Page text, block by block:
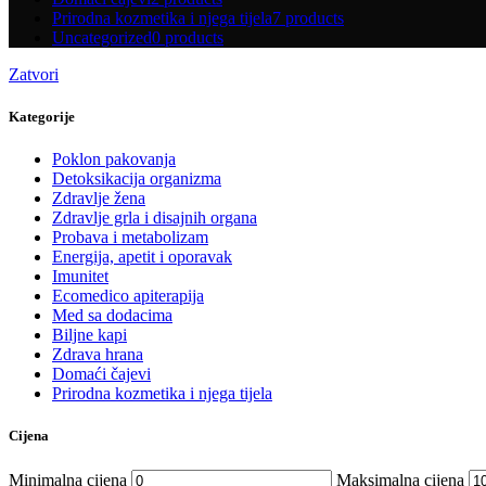
Prirodna kozmetika i njega tijela7 products
Uncategorized0 products
Zatvori
Kategorije
Poklon pakovanja
Detoksikacija organizma
Zdravlje žena
Zdravlje grla i disajnih organa
Probava i metabolizam
Energija, apetit i oporavak
Imunitet
Ecomedico apiterapija
Med sa dodacima
Biljne kapi
Zdrava hrana
Domaći čajevi
Prirodna kozmetika i njega tijela
Cijena
Minimalna cijena Maksimalna cijena